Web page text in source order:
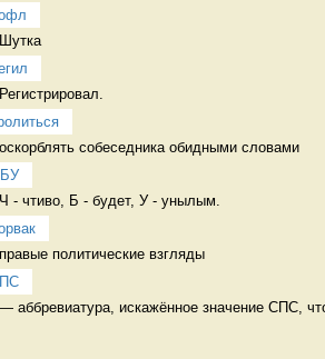
Шутка
Регистрировал.
оскорблять собеседника обидными словами
Ч - чтиво, Б - будет, У - унылым.
правые политические взгляды
— аббревиатура, искажëнное значение СПС,